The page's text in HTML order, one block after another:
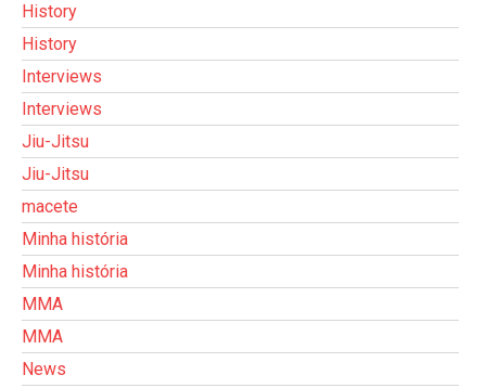
History
History
Interviews
Interviews
Jiu-Jitsu
Jiu-Jitsu
macete
Minha história
Minha história
MMA
MMA
News